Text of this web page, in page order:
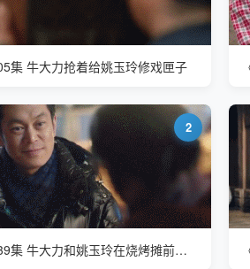
集 牛大力抢着给姚玉玲修戏匣子
2
《南来北往》 第39集 牛大力和姚玉玲在烧烤摊前相遇